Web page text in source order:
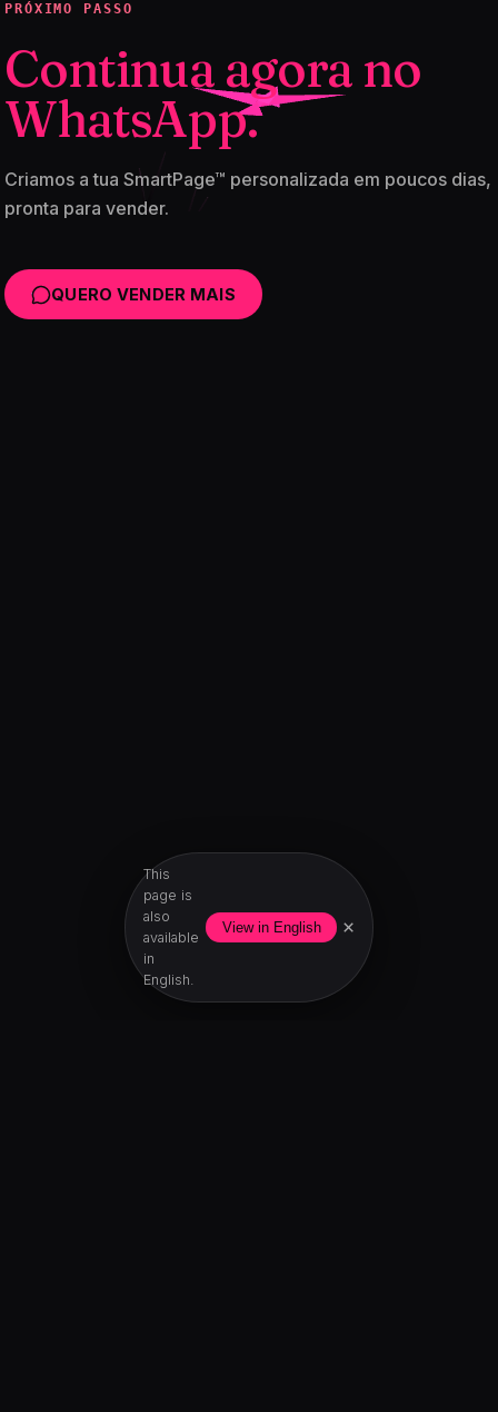
This
page is
also
available
in
English.
View in English ×
PRÓXIMO PASSO
Continua agora no
WhatsApp.
Criamos a tua SmartPage™ personalizada em poucos dias,
pronta para vender.
QUERO VENDER MAIS